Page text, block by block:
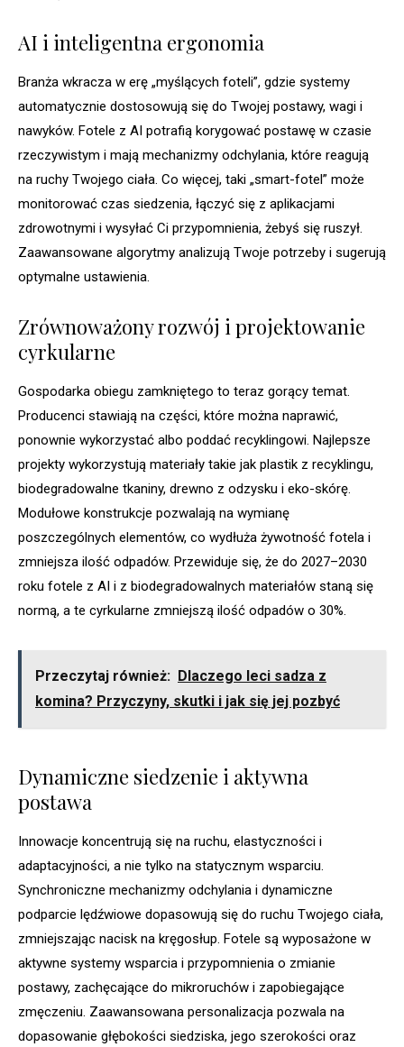
AI i inteligentna ergonomia
Branża wkracza w erę „myślących foteli”, gdzie systemy
automatycznie dostosowują się do Twojej postawy, wagi i
nawyków. Fotele z AI potrafią korygować postawę w czasie
rzeczywistym i mają mechanizmy odchylania, które reagują
na ruchy Twojego ciała. Co więcej, taki „smart-fotel” może
monitorować czas siedzenia, łączyć się z aplikacjami
zdrowotnymi i wysyłać Ci przypomnienia, żebyś się ruszył.
Zaawansowane algorytmy analizują Twoje potrzeby i sugerują
optymalne ustawienia.
Zrównoważony rozwój i projektowanie
cyrkularne
Gospodarka obiegu zamkniętego to teraz gorący temat.
Producenci stawiają na części, które można naprawić,
ponownie wykorzystać albo poddać recyklingowi. Najlepsze
projekty wykorzystują materiały takie jak plastik z recyklingu,
biodegradowalne tkaniny, drewno z odzysku i eko-skórę.
Modułowe konstrukcje pozwalają na wymianę
poszczególnych elementów, co wydłuża żywotność fotela i
zmniejsza ilość odpadów. Przewiduje się, że do 2027–2030
roku fotele z AI i z biodegradowalnych materiałów staną się
normą, a te cyrkularne zmniejszą ilość odpadów o 30%.
Przeczytaj również: Dlaczego leci sadza z
komina? Przyczyny, skutki i jak się jej pozbyć
Dynamiczne siedzenie i aktywna
postawa
Innowacje koncentrują się na ruchu, elastyczności i
adaptacyjności, a nie tylko na statycznym wsparciu.
Synchroniczne mechanizmy odchylania i dynamiczne
podparcie lędźwiowe dopasowują się do ruchu Twojego ciała,
zmniejszając nacisk na kręgosłup. Fotele są wyposażone w
aktywne systemy wsparcia i przypomnienia o zmianie
postawy, zachęcające do mikroruchów i zapobiegające
zmęczeniu. Zaawansowana personalizacja pozwala na
dopasowanie głębokości siedziska, jego szerokości oraz